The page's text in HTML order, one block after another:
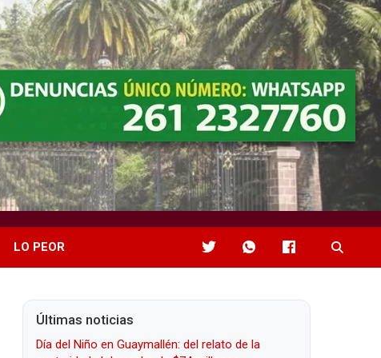
LO PEOR
Últimas noticias
Día del Niño en Guaymallén: del relato de la